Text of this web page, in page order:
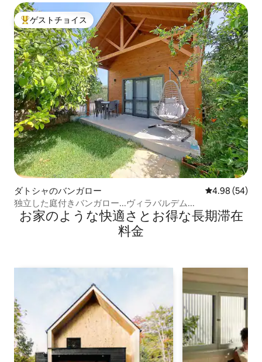
大好評のゲストチョイスです。
ゲストチョイス
ダトシャのバンガロー レビュー54
4.98 (54)
独立した庭付きバンガロー...ヴィラバルデム...
お家のような快⁠適⁠さ⁠とお⁠得⁠な長⁠期⁠滞⁠在
料⁠金